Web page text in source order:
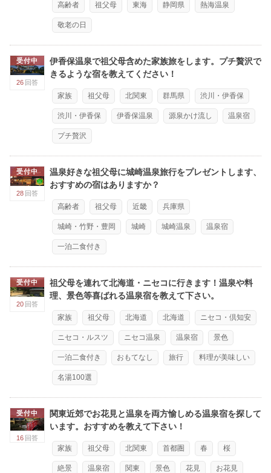
高齢者 祖父母 東海 静岡県 熱海温泉
敬老の日
受付中
26 回答
伊香保温泉で祖父母含めた家族旅をします。プチ贅沢で
きるような宿を教えてください！
家族 祖父母 北関東 群馬県 渋川・伊香保
渋川・伊香保 伊香保温泉 源泉かけ流し 温泉宿
プチ贅沢
受付中
28 回答
温泉好きな祖父母に城崎温泉旅行をプレゼントします、
おすすめの宿はありますか？
高齢者 祖父母 近畿 兵庫県
城崎・竹野・豊岡 城崎 城崎温泉 温泉宿
一泊二食付き
受付中
20 回答
祖父母を連れて北海道・ニセコに行きます！温泉や料
理、景色等喜ばれる温泉宿を教えて下さい。
家族 祖父母 北海道 北海道 ニセコ・倶知安
ニセコ・ルスツ ニセコ温泉 温泉宿 景色
一泊二食付き おもてなし 旅行 料理が美味しい
名湯100選
受付中
16 回答
関東近郊でお花見と温泉を両方愉しめる温泉宿を探して
います。おすすめを教えて下さい！
家族 祖父母 北関東 首都圏 春 桜
絶景 温泉宿 関東 景色 花見 お花見